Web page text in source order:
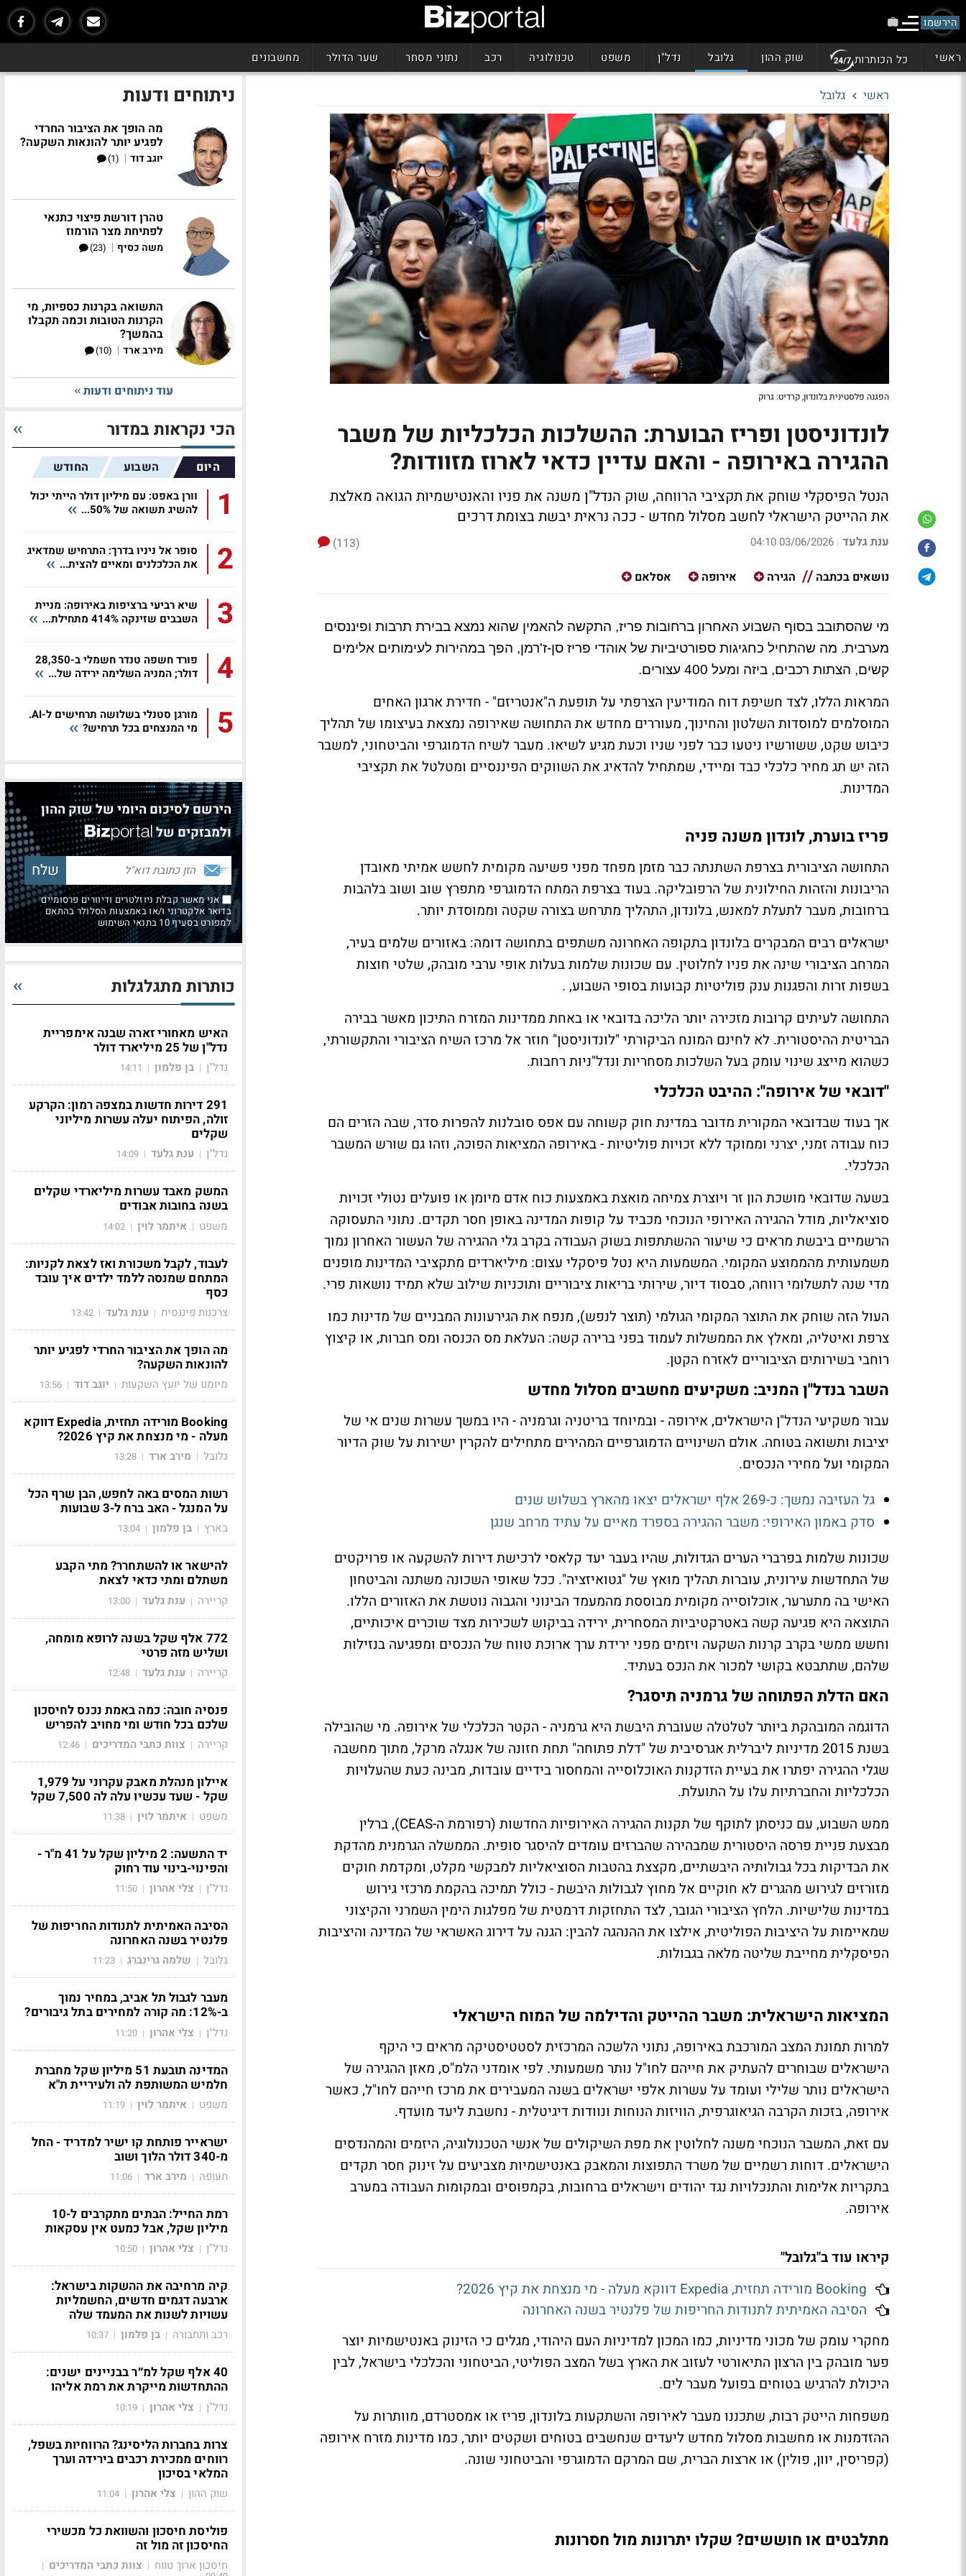
הירשמו
ראשי כל הכותרות שוק ההון גלובל נדל"ן משפט טכנולוגיה רכב נתוני מסחר שער הדולר מחשבונים
ראשי גלובל
הפגנה פלסטינית בלונדון, קרדיט: גרוק
לונדוניסטן ופריז הבוערת: ההשלכות הכלכליות של משבר
ההגירה באירופה - והאם עדיין כדאי לארוז מזוודות?
הנטל הפיסקלי שוחק את תקציבי הרווחה, שוק הנדל"ן משנה את פניו והאנטישמיות הגואה מאלצת
את ההייטק הישראלי לחשב מסלול מחדש - ככה נראית יבשת בצומת דרכים
ענת גלעד |
03/06/2026 04:10
(113)
נושאים בכתבה
הגירה אירופה אסלאם
מי שהסתובב בסוף השבוע האחרון ברחובות פריז, התקשה להאמין שהוא נמצא בבירת תרבות ופיננסים
מערבית. מה שהתחיל כחגיגות ספורטיביות של אוהדי פריז סן-ז'רמן, הפך במהירות לעימותים אלימים
קשים, הצתות רכבים, ביזה ומעל 400 עצורים.
המראות הללו, לצד חשיפת דוח המודיעין הצרפתי על תופעת ה"אנטריזם" - חדירת ארגון האחים
המוסלמים למוסדות השלטון והחינוך, מעוררים מחדש את התחושה שאירופה נמצאת בעיצומו של תהליך
כיבוש שקט, ששורשיו ניטעו כבר לפני שניו וכעת מגיע לשיאו. מעבר לשיח הדמוגרפי והביטחוני, למשבר
הזה יש תג מחיר כלכלי כבד ומיידי, שמתחיל להדאיג את השווקים הפיננסיים ומטלטל את תקציבי
המדינות.
פריז בוערת, לונדון משנה פניה
התחושה הציבורית בצרפת השתנתה כבר מזמן מפחד מפני פשיעה מקומית לחשש אמיתי מאובדן
הריבונות והזהות החילונית של הרפובליקה. בעוד בצרפת המתח הדמוגרפי מתפרץ שוב ושוב בלהבות
ברחובות, מעבר לתעלת למאנש, בלונדון, התהליך מתרחש בצורה שקטה וממוסדת יותר.
ישראלים רבים המבקרים בלונדון בתקופה האחרונה משתפים בתחושה דומה: באזורים שלמים בעיר,
המרחב הציבורי שינה את פניו לחלוטין. עם שכונות שלמות בעלות אופי ערבי מובהק, שלטי חוצות
בשפות זרות והפגנות ענק פוליטיות קבועות בסופי השבוע, .
התחושה לעיתים קרובות מזכירה יותר הליכה בדובאי או באחת ממדינות המזרח התיכון מאשר בבירה
הבריטית ההיסטורית. לא לחינם המונח הביקורתי "לונדוניסטן" חוזר אל מרכז השיח הציבורי והתקשורתי,
כשהוא מייצג שינוי עומק בעל השלכות מסחריות ונדל"ניות רחבות.
"דובאי של אירופה": ההיבט הכלכלי
אך בעוד שבדובאי המקורית מדובר במדינת חוק קשוחה עם אפס סובלנות להפרות סדר, שבה הזרים הם
כוח עבודה זמני, יצרני וממוקד ללא זכויות פוליטיות - באירופה המציאות הפוכה, וזהו גם שורש המשבר
הכלכלי.
בשעה שדובאי מושכת הון זר ויוצרת צמיחה מואצת באמצעות כוח אדם מיומן או פועלים נטולי זכויות
סוציאליות, מודל ההגירה האירופי הנוכחי מכביד על קופות המדינה באופן חסר תקדים. נתוני התעסוקה
הרשמיים ביבשת מראים כי שיעור ההשתתפות בשוק העבודה בקרב גלי ההגירה של העשור האחרון נמוך
משמעותית מהממוצע המקומי. המשמעות היא נטל פיסקלי עצום: מיליארדים מתקציבי המדינות מופנים
מדי שנה לתשלומי רווחה, סבסוד דיור, שירותי בריאות ציבוריים ותוכניות שילוב שלא תמיד נושאות פרי.
העול הזה שוחק את התוצר המקומי הגולמי (תוצר לנפש), מנפח את הגירעונות המבניים של מדינות כמו
צרפת ואיטליה, ומאלץ את הממשלות לעמוד בפני ברירה קשה: העלאת מס הכנסה ומס חברות, או קיצוץ
רוחבי בשירותים הציבוריים לאזרח הקטן.
השבר בנדל"ן המניב: משקיעים מחשבים מסלול מחדש
עבור משקיעי הנדל"ן הישראלים, אירופה - ובמיוחד בריטניה וגרמניה - היו במשך עשרות שנים אי של
יציבות ותשואה בטוחה. אולם השינויים הדמוגרפיים המהירים מתחילים להקרין ישירות על שוק הדיור
המקומי ועל מחירי הנכסים.
גל העזיבה נמשך: כ-269 אלף ישראלים יצאו מהארץ בשלוש שנים
סדק באמון האירופי: משבר ההגירה בספרד מאיים על עתיד מרחב שנגן
שכונות שלמות בפרברי הערים הגדולות, שהיו בעבר יעד קלאסי לרכישת דירות להשקעה או פרויקטים
של התחדשות עירונית, עוברות תהליך מואץ של "גטואיזציה". ככל שאופי השכונה משתנה והביטחון
האישי בה מתערער, אוכלוסייה מקומית מבוססת מהמעמד הבינוני והגבוה נוטשת את האזורים הללו.
התוצאה היא פגיעה קשה באטרקטיביות המסחרית, ירידה בביקוש לשכירות מצד שוכרים איכותיים,
וחשש ממשי בקרב קרנות השקעה ויזמים מפני ירידת ערך ארוכת טווח של הנכסים ומפגיעה בנזילות
שלהם, שתתבטא בקושי למכור את הנכס בעתיד.
האם הדלת הפתוחה של גרמניה תיסגר?
הדוגמה המובהקת ביותר לטלטלה שעוברת היבשת היא גרמניה - הקטר הכלכלי של אירופה. מי שהובילה
בשנת 2015 מדיניות ליברלית אגרסיבית של "דלת פתוחה" תחת חזונה של אנגלה מרקל, מתוך מחשבה
שגלי ההגירה יפתרו את בעיית הזדקנות האוכלוסייה והמחסור בידיים עובדות, מבינה כעת שהעלויות
הכלכליות והחברתיות עלו על התועלת.
ממש השבוע, עם כניסתן לתוקף של תקנות ההגירה האירופיות החדשות (רפורמת ה-CEAS), ברלין
מבצעת פניית פרסה היסטורית שמבהירה שהברזים עומדים להיסגר סופית. הממשלה הגרמנית מהדקת
את הבדיקות בכל גבולותיה היבשתיים, מקצצת בהטבות הסוציאליות למבקשי מקלט, ומקדמת חוקים
מזורזים לגירוש מהגרים לא חוקיים אל מחוץ לגבולות היבשת - כולל תמיכה בהקמת מרכזי גירוש
במדינות שלישיות. הלחץ הציבורי הגובר, לצד התחזקות דרמטית של מפלגות הימין השמרני והקיצוני
שמאיימות על היציבות הפוליטית, אילצו את ההנהגה להבין: הגנה על דירוג האשראי של המדינה והיציבות
הפיסקלית מחייבת שליטה מלאה בגבולות.
המציאות הישראלית: משבר ההייטק והדילמה של המוח הישראלי
למרות תמונת המצב המורכבת באירופה, נתוני הלשכה המרכזית לסטטיסטיקה מראים כי היקף
הישראלים שבוחרים להעתיק את חייהם לחו"ל נותר משמעותי. לפי אומדני הלמ"ס, מאזן ההגירה של
הישראלים נותר שלילי ועומד על עשרות אלפי ישראלים בשנה המעבירים את מרכז חייהם לחו"ל, כאשר
אירופה, בזכות הקרבה הגיאוגרפית, הוויזות הנוחות ונוודות דיגיטלית - נחשבת ליעד מועדף.
עם זאת, המשבר הנוכחי משנה לחלוטין את מפת השיקולים של אנשי הטכנולוגיה, היזמים והמהנדסים
הישראלים. דוחות רשמיים של משרד התפוצות והמאבק באנטישמיות מצביעים על זינוק חסר תקדים
בתקריות אלימות והתנכלויות נגד יהודים וישראלים ברחובות, בקמפוסים ובמקומות העבודה במערב
אירופה.
קיראו עוד ב"גלובל"
Booking מורידה תחזית, Expedia דווקא מעלה - מי מנצחת את קיץ 2026?
הסיבה האמיתית לתנודות החריפות של פלנטיר בשנה האחרונה
מחקרי עומק של מכוני מדיניות, כמו המכון למדיניות העם היהודי, מגלים כי הזינוק באנטישמיות יוצר
פער מובהק בין הרצון התיאורטי לעזוב את הארץ בשל המצב הפוליטי, הביטחוני והכלכלי בישראל, לבין
היכולת להרגיש בטוחים בפועל מעבר לים.
משפחות הייטק רבות, שתכננו מעבר לאירופה והשתקעות בלונדון, פריז או אמסטרדם, מוותרות על
ההזדמנות או מחשבות מסלול מחדש ליעדים שנחשבים בטוחים ושקטים יותר, כמו מדינות מזרח אירופה
(קפריסין, יוון, פולין) או ארצות הברית, שם המרקם הדמוגרפי והביטחוני שונה.
מתלבטים או חוששים? שקלו יתרונות מול חסרונות
ניתוחים ודעות
מה הופך את הציבור החרדי
לפגיע יותר להונאות השקעה?
יוגב דוד |
(1)
טהרן דורשת פיצוי כתנאי
לפתיחת מצר הורמוז
משה כסיף |
(23)
התשואה בקרנות כספיות, מי
הקרנות הטובות וכמה תקבלו
בהמשך?
מירב ארד |
(10)
עוד ניתוחים ודעות
הכי נקראות במדור
היום השבוע החודש
1
וורן באפט: עם מיליון דולר הייתי יכול
להשיג תשואה של 50%...
2
סופר אל ניניו בדרך: התרחיש שמדאיג
את הכלכלנים ומאיים להצית...
3
שיא רביעי ברציפות באירופה: מניית
השבבים שזינקה 414% מתחילת...
4
פורד חשפה טנדר חשמלי ב-28,350
דולר; המניה השלימה ירידה של...
5
מורגן סטנלי בשלושה תרחישים ל-AI.
מי המנצחים בכל תרחיש?
הירשם לסיכום היומי של שוק ההון
ולמבזקים של
אני מאשר קבלת ניוזלטרים ודיוורים פרסומיים
בדואר אלקטרוני ו/או באמצעות הסלולר בהתאם
למפורט בסעיף 10 בתנאי השימוש
כותרות מתגלגלות
האיש מאחורי זארה שבנה אימפריית
נדל"ן של 25 מיליארד דולר
נדל"ן | בן פלמון |
14:11
291 דירות חדשות במצפה רמון: הקרקע
זולה, הפיתוח יעלה עשרות מיליוני
שקלים
נדל"ן | ענת גלעד |
14:09
המשק מאבד עשרות מיליארדי שקלים
בשנה בחובות אבודים
משפט | איתמר לוין |
14:02
לעבוד, לקבל משכורת ואז לצאת לקניות:
המתחם שמנסה ללמד ילדים איך עובד
כסף
צרכנות פיננסית | ענת גלעד |
13:42
מה הופך את הציבור החרדי לפגיע יותר
להונאות השקעה?
מיומנו של יועץ השקעות | יוגב דוד |
13:56
Booking מורידה תחזית, Expedia דווקא
מעלה - מי מנצחת את קיץ 2026?
גלובל | מירב ארד |
13:28
רשות המסים באה לחפש, הבן שרף הכל
על המנגל - האב ברח ל-3 שבועות
בארץ | בן פלמון |
13:04
להישאר או להשתחרר? מתי הקבע
משתלם ומתי כדאי לצאת
קריירה | ענת גלעד |
13:00
772 אלף שקל בשנה לרופא מומחה,
ושליש מזה פרטי
קריירה | ענת גלעד |
12:48
פנסיה חובה: כמה באמת נכנס לחיסכון
שלכם בכל חודש ומי מחויב להפריש
קריירה | צוות כתבי המדריכים |
12:46
איילון מנהלת מאבק עקרוני על 1,979
שקל - שעד עכשיו עלה לה 7,500 שקל
משפט | איתמר לוין |
11:38
יד התשעה: 2 מיליון שקל על 41 מ"ר -
והפינוי-בינוי עוד רחוק
נדל"ן | צלי אהרון |
11:50
הסיבה האמיתית לתנודות החריפות של
פלנטיר בשנה האחרונה
גלובל | שלמה גרינברג |
11:23
מעבר לגבול תל אביב, במחיר נמוך
ב-12%: מה קורה למחירים בתל גיבורים?
נדל"ן | צלי אהרון |
11:20
המדינה תובעת 51 מיליון שקל מחברת
חלמיש המשותפת לה ולעיריית ת"א
משפט | איתמר לוין |
11:19
ישראייר פותחת קו ישיר למדריד - החל
מ-340 דולר הלוך ושוב
תעופה | מירב ארד |
11:06
רמת החייל: הבתים מתקרבים ל-10
מיליון שקל, אבל כמעט אין עסקאות
נדל"ן | צלי אהרון |
10:50
קיה מרחיבה את ההשקות בישראל:
ארבעה דגמים חדשים, החשמליות
עשויות לשנות את המעמד שלה
רכב ותחבורה | בן פלמון |
10:37
40 אלף שקל למ״ר בבניינים ישנים:
ההתחדשות מייקרת את רמת אליהו
נדל"ן | צלי אהרון |
10:19
צרות בחברות הליסינג? הרווחיות בשפל,
רווחים ממכירת רכבים בירידה וערך
המלאי בסיכון
שוק ההון | צלי אהרון |
11:04
פוליסת חיסכון והשוואת כל מכשירי
החיסכון זה מול זה
חיסכון ארוך טווח | צוות כתבי המדריכים |